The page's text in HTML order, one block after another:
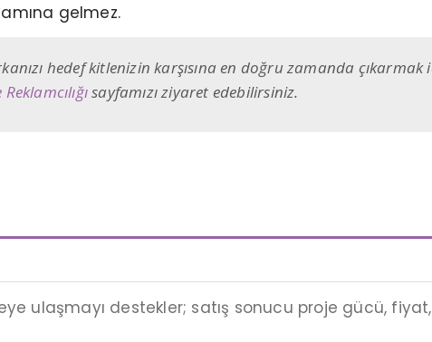
gelmez.
hedef kitlenizin karşısına en doğru zamanda çıkarmak
sayfamızı ziyaret edebilirsiniz.
ulaşmayı destekler; satış sonucu proje gücü,